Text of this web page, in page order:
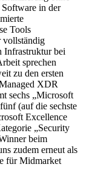
in der
Tools
vollständig
Infrastruktur bei
zu den ersten
XDR
sechs „Microsoft
(auf die sechste
Excellence
„Security
beim
zudem erneut als
für Midmarket